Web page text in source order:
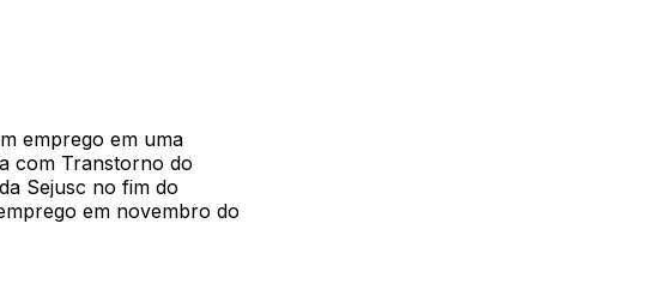
emprego em uma
com Transtorno do
Sejusc no fim do
em novembro do